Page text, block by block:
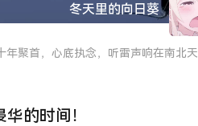
冬天里的向日葵
年聚首，心底执念，听雷声响在南北
的时间！